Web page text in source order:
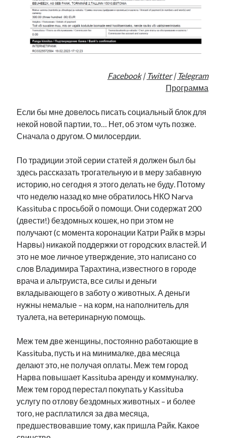
Facebook| Twitter| Telegram
Программа
Если бы мне довелось писать социальный блок для
некой новой партии, то… Нет, об этом чуть позже.
Сначала о другом. О милосердии.
По традиции этой серии статей я должен был бы
здесь рассказать трогательную и в меру забавную
историю, но сегодня я этого делать не буду. Потому
что неделю назад ко мне обратилось НКО Narva
Kassituba с просьбой о помощи. Они содержат 200
(двести!) бездомных кошек, но при этом не
получают (с момента коронации Катри Райк в мэры
Нарвы) никакой поддержки от городских властей. И
это не мое личное утверждение, это написано со
слов Владимира Тарахтина, известного в городе
врача и альтруиста, все силы и деньги
вкладывающего в заботу о животных. А деньги
нужны немалые – на корм, на наполнитель для
туалета, на ветеринарную помощь.
Меж тем две женщины, постоянно работающие в
Kassituba, пусть и на минималке, два месяца
делают это, не получая оплаты. Меж тем город
Нарва повышает Kassituba аренду и коммуналку.
Меж тем город перестал покупать у Kassituba
услугу по отлову бездомных животных – и более
того, не расплатился за два месяца,
предшествовавшие тому, как пришла Райк. Какое